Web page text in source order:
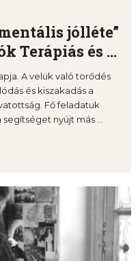
jólléte”
Terápiás és ...
A velük való törődés
és kiszakadás a
Fő feladatuk
nyújt más ...